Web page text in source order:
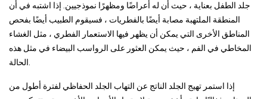
جلد الطفل بعناية ، حيث أن له أعراضًا ومظهرًا نموذجيين. إذا اشتبه في أن
المنطقة الملتهبة مصابة أيضًا بالفطريات ، فسيقوم الطبيب أيضًا بفحص
المناطق الأخرى التي يمكن أن يظهر فيها الاستعمار الفطري ، مثل الغشاء
المخاطي في الفم ، حيث يمكن العثور على الرواسب البيضاء في مثل هذه
إذا استمر تهيج الجلد الناتج عن التهاب الجلد الحفاظي لفترة أطول من